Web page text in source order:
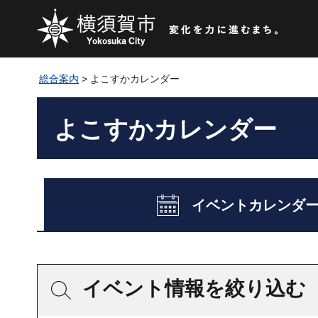
総合案内 > よこすかカレンダー
よこすかカレンダー
イベントカレンダ
イベント情報を絞り込む